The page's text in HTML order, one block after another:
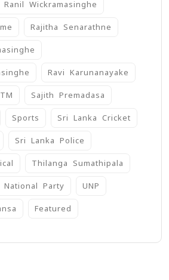
Wickramasinghe
Rajitha Senarathne
Ravi Karunanayake
Sajith Premadasa
Sports Sri Lanka Cricket
Sri Lanka Police
Thilanga Sumathipala
National Party UNP
‍Featured